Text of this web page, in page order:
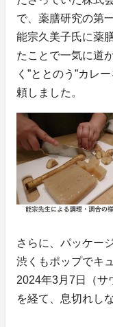
で、薬膳研究の第
能宗久美子氏に薬
たことで一気に道
く”ととのう”カレ
頼しました。
さらに、パッケー
渋くもポップでキ
2024年3月7日（サ
を経て、息切れし